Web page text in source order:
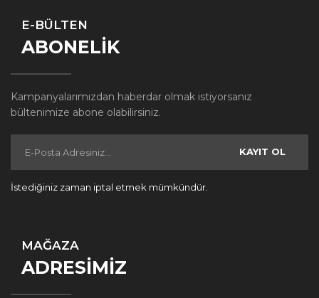
E-BÜLTEN
ABONELİK
Kampanyalarımızdan haberdar olmak istiyorsanız
bültenimize abone olabilirsiniz.
KAYIT OL
İstediğiniz zaman iptal etmek mümkündür.
MAĞAZA
ADRESİMİZ